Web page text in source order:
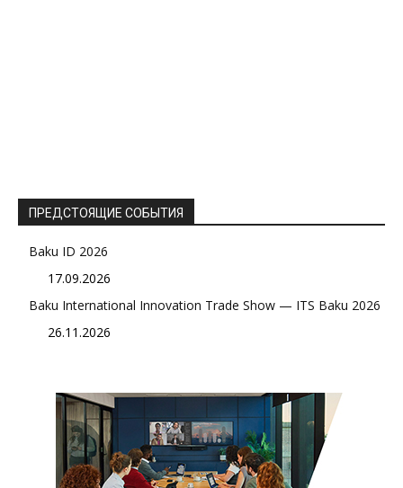
ПРЕДСТОЯЩИЕ СОБЫТИЯ
Baku ID 2026
17.09.2026
Baku International Innovation Trade Show — ITS Baku 2026
26.11.2026